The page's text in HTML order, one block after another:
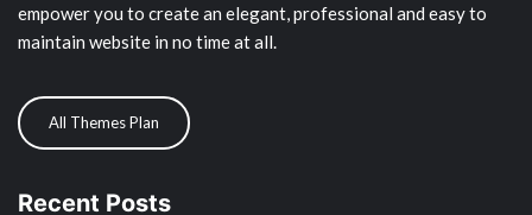
empower you to create an elegant, professional and easy to
maintain website in no time at all.
All Themes Plan
Recent Posts